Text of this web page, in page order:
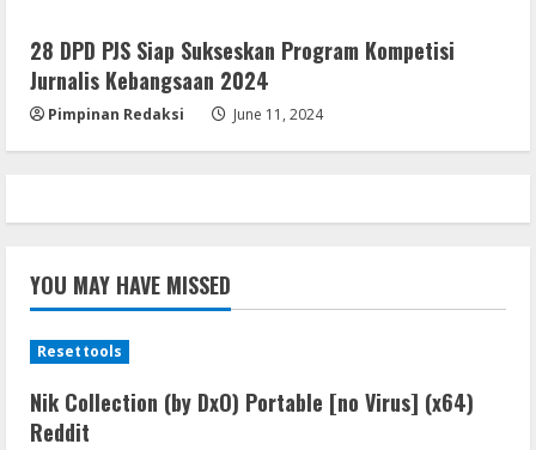
5
Cracked x86-x64 [no Virus]
August 8, 2026
28 DPD PJS Siap Sukseskan Program Kompetisi
Jurnalis Kebangsaan 2024
Pimpinan Redaksi June 11, 2024
YOU MAY HAVE MISSED
Resettools
Nik Collection (by DxO) Portable [no Virus] (x64)
Reddit